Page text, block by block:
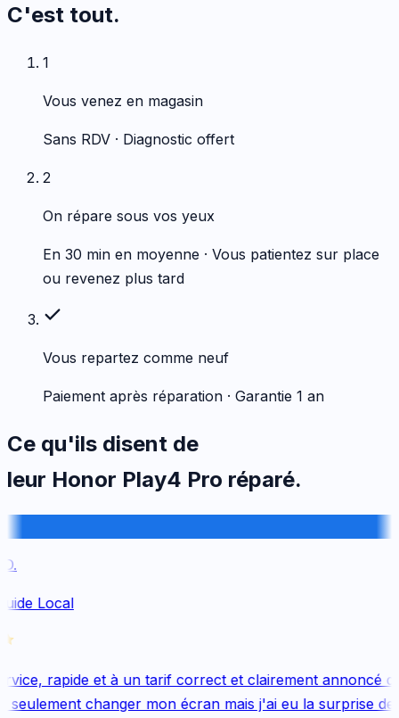
C'est tout.
1
Vous venez en magasin
Sans RDV · Diagnostic offert
2
On répare sous vos yeux
En 30 min en moyenne · Vous patientez sur place
ou revenez plus tard
Vous repartez comme neuf
Paiement après réparation · Garantie 1 an
Ce qu'ils disent de
leur Honor Play4 Pro réparé.
Local
rapide et à un tarif correct et clairement annoncé
changer mon écran mais j'ai eu la surprise de